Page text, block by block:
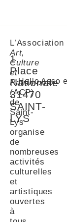
1
Place
Nationale
31470
SAINT-
LYS
L’Association
Art,
Culture
et
Patrimoine
(ACP)
de
Saint-
Lys
organise
de
nombreuses
activités
culturelles
et
artistiques
ouvertes
à
Hello Asso